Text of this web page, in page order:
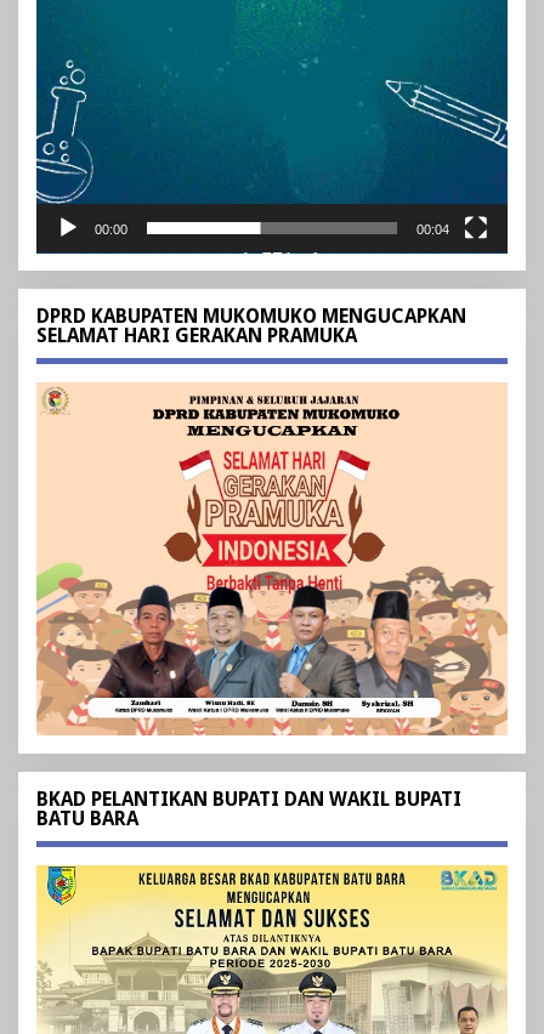
00:00 00:04
DPRD KABUPATEN MUKOMUKO MENGUCAPKAN
SELAMAT HARI GERAKAN PRAMUKA
BKAD PELANTIKAN BUPATI DAN WAKIL BUPATI
BATU BARA